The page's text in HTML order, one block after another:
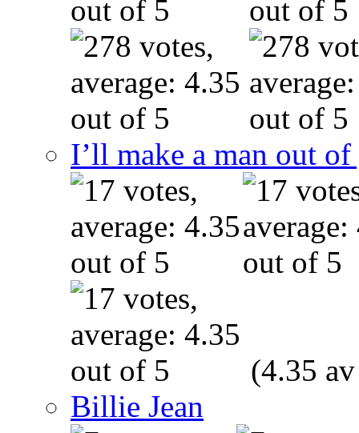
I’ll make a man out
(4.35
Billie Jean